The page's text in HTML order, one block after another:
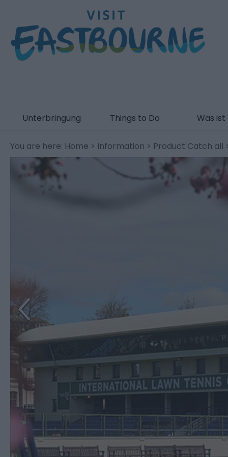
Unterbringung Things to Do Was ist
You are here: Home > Information > Product Catch all